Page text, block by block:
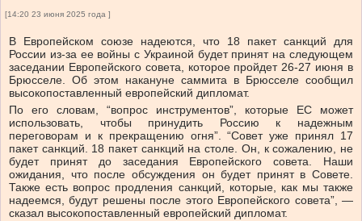
[14:20 23 июня 2025 года ]
В Европейском союзе надеются, что 18 пакет санкций для
России из-за ее войны с Украиной будет принят на следующем
заседании Европейского совета, которое пройдет 26-27 июня в
Брюсселе. Об этом накануне саммита в Брюсселе сообщил
высокопоставленный европейский дипломат.
По его словам, “вопрос инструментов”, которые ЕС может
использовать, чтобы принудить Россию к надежным
переговорам и к прекращению огня”. “Совет уже принял 17
пакет санкций. 18 пакет санкций на столе. Он, к сожалению, не
будет принят до заседания Европейского совета. Наши
ожидания, что после обсуждения он будет принят в Совете.
Также есть вопрос продления санкций, которые, как мы также
надеемся, будут решены после этого Европейского совета”, —
сказал высокопоставленный европейский дипломат.